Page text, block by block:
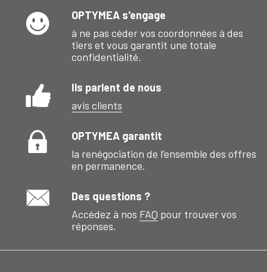
OPTYMEA s'engage
à ne pas céder vos coordonnées à des
tiers et vous garantit une totale
confidentialité.
Ils parlent de nous
avis clients
OPTYMEA garantit
la renégociation de l’ensemble des offres
en permanence.
Des questions ?
Accédez à nos FAQ pour trouver vos
réponses.